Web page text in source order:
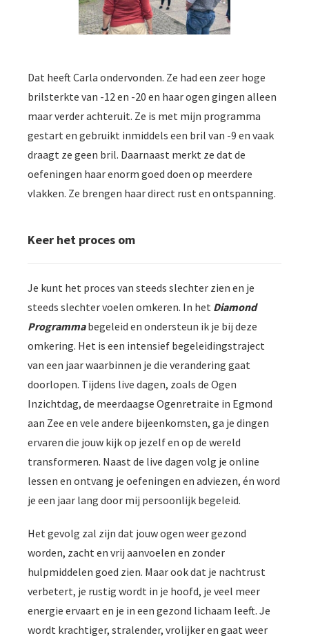
Dat heeft Carla ondervonden. Ze had een zeer hoge
brilsterkte van -12 en -20 en haar ogen gingen alleen
maar verder achteruit. Ze is met mijn programma
gestart en gebruikt inmiddels een bril van -9 en vaak
draagt ze geen bril. Daarnaast merkt ze dat de
oefeningen haar enorm goed doen op meerdere
vlakken. Ze brengen haar direct rust en ontspanning.
Keer het proces om
Je kunt het proces van steeds slechter zien en je
steeds slechter voelen omkeren. In het Diamond
Programmabegeleid en ondersteun ik je bij deze
omkering. Het is een intensief begeleidingstraject
van een jaar waarbinnen je die verandering gaat
doorlopen. Tijdens live dagen, zoals de Ogen
Inzichtdag, de meerdaagse Ogenretraite in Egmond
aan Zee en vele andere bijeenkomsten, ga je dingen
ervaren die jouw kijk op jezelf en op de wereld
transformeren. Naast de live dagen volg je online
lessen en ontvang je oefeningen en adviezen, én word
je een jaar lang door mij persoonlijk begeleid.
Het gevolg zal zijn dat jouw ogen weer gezond
worden, zacht en vrij aanvoelen en zonder
hulpmiddelen goed zien. Maar ook dat je nachtrust
verbetert, je rustig wordt in je hoofd, je veel meer
energie ervaart en je in een gezond lichaam leeft. Je
wordt krachtiger, stralender, vrolijker en gaat weer